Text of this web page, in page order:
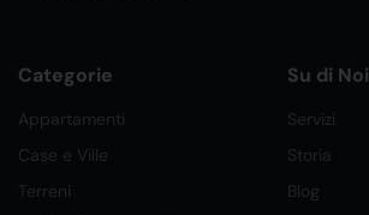
Categorie
Appartamenti
Case e Ville
Terreni
Su di Noi
Servizi
Storia
Blog